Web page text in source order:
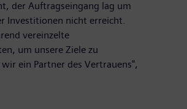
der Auftragseingang lag um
Investitionen nicht erreicht.
vereinzelte
um unsere Ziele zu
ein Partner des Vertrauens",